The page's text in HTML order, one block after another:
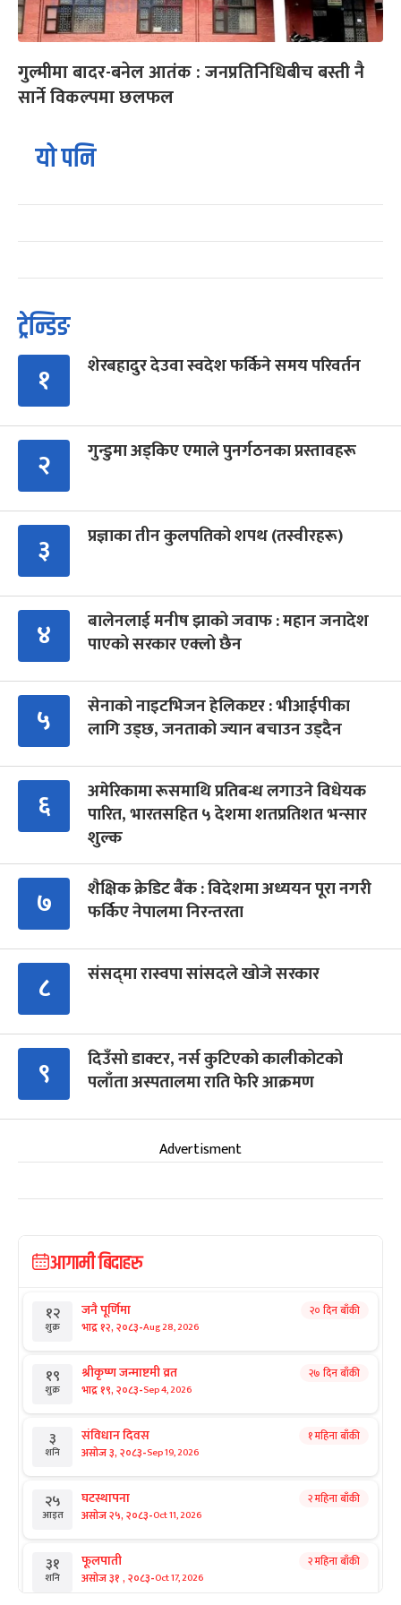
गुल्मीमा बादर-बनेल आतंक : जनप्रतिनिधिबीच बस्ती नै
सार्ने विकल्पमा छलफल
यो पनि
ट्रेन्डिङ
१ शेरबहादुर देउवा स्वदेश फर्किने समय परिवर्तन
२ गुन्डुमा अड्किए एमाले पुनर्गठनका प्रस्तावहरू
३ प्रज्ञाका तीन कुलपतिको शपथ (तस्वीरहरू)
४
बालेनलाई मनीष झाको जवाफ : महान जनादेश
पाएको सरकार एक्लो छैन
५
सेनाको नाइटभिजन हेलिकप्टर : भीआईपीका
लागि उड्छ, जनताको ज्यान बचाउन उड्दैन
६
अमेरिकामा रूसमाथि प्रतिबन्ध लगाउने विधेयक
पारित, भारतसहित ५ देशमा शतप्रतिशत भन्सार
शुल्क
७
शैक्षिक क्रेडिट बैंक : विदेशमा अध्ययन पूरा नगरी
फर्किए नेपालमा निरन्तरता
८ संसद्‍मा रास्वपा सांसदले खोजे सरकार
९
दिउँसो डाक्टर, नर्स कुटिएको कालीकोटको
पलाँता अस्पतालमा राति फेरि आक्रमण
Advertisment
आगामी बिदाहरु
१२
शुक्र
जनै पूर्णिमा
भाद्र १२, २०८३-Aug 28, 2026
२० दिन बाँकी
१९
शुक्र
श्रीकृष्ण जन्माष्टमी व्रत
भाद्र १९, २०८३-Sep 4, 2026
२७ दिन बाँकी
३
शनि
संविधान दिवस
असोज ३, २०८३-Sep 19, 2026
१ महिना बाँकी
२५
आइत
घटस्थापना
असोज २५, २०८३-Oct 11, 2026
२ महिना बाँकी
३१
शनि
फूलपाती
असोज ३१ , २०८३-Oct 17, 2026
२ महिना बाँकी